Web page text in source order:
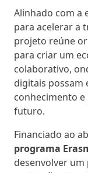
Alinhado com a
para acelerar a
projeto reúne
para criar um
colaborativo,
digitais possam
conhecimento
futuro.
Financiado ao
programa
desenvolver um